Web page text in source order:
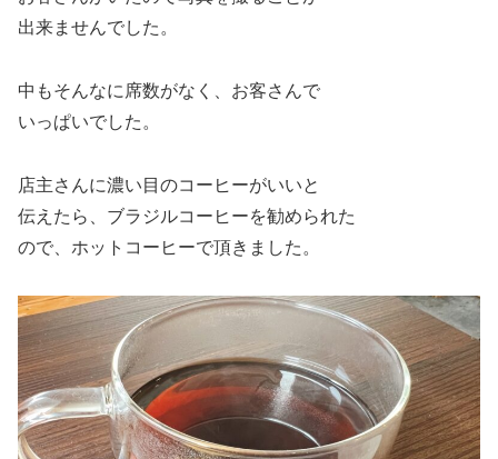
出来ませんでした。
中もそんなに席数がなく、お客さんで
いっぱいでした。
店主さんに濃い目のコーヒーがいいと
伝えたら、ブラジルコーヒーを勧められた
ので、ホットコーヒーで頂きました。